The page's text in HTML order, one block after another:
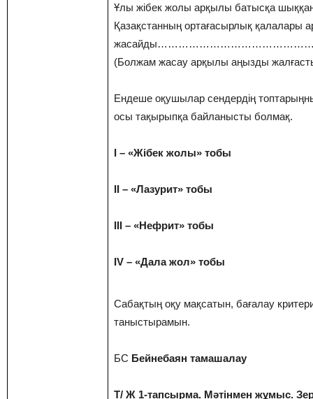
Ұлы жібек жолы арқылы батысқа
Қазақстанның ортағасырлық қалалары
(Болжам жасау арқылы аңызды
Ендеше оқушылар сендердің
осы тақырыпқа байланысты болмақ.
I – «Жібек жолы» тобы
II – «Лазурит» тобы
III – «Нефрит» тобы
IV – «Дала жол» тобы
Сабақтың оқу мақсатын, бағалау
таныстырамын.
БС Бейнебаян тамашалау
Т/ Ж 1-тапсырма. Мәтінмен жұмыс.